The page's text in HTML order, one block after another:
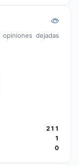
dejadas
211
1
0